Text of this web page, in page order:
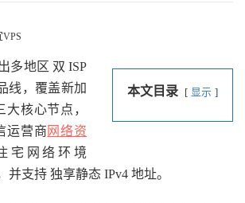
VPS
本文目录 显示
多地区 双 ISP
线，覆盖新加
核心节点，
运营商 网络资
宅网络环境
并支持 独享静态 IPv4 地址。